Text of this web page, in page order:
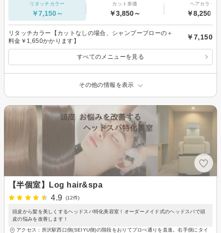
リタッチカラー
￥7,150～
カット単価
￥3,850～
ヘアカラー
￥8,250～
リタッチカラー【カットなしの場合、シャンプーブローの＋
料金￥1,650かかります】
￥7,150
すべてのメニューを見る
その他の情報を表示
【半個室】Log hair&spa
4.9
(12件)
頭皮から髪を美しくするヘッドスパ特化美容室！オーダーメイド式のヘッドスパで頭
皮の悩みを改善します！
アクセス：所沢駅西口側(SEIYU側)の階段をおりてプロぺ通りを直進。右手側にタイ